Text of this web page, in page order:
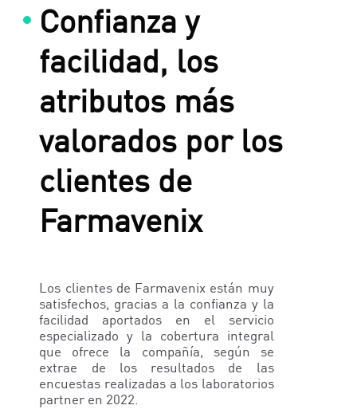
Confianza y
facilidad, los
atributos más
valorados por los
clientes de
Farmavenix
Los clientes de Farmavenix están muy
satisfechos, gracias a la confianza y la
facilidad aportados en el servicio
especializado y la cobertura integral
que ofrece la compañía, según se
extrae de los resultados de las
encuestas realizadas a los laboratorios
partner en 2022.